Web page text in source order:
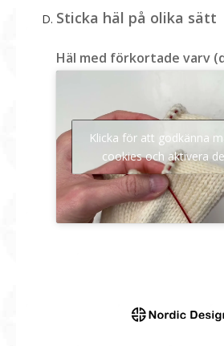
Sticka häl på olika sätt
Häl med förkortade varv
Klicka för att godkänna
cookies och aktivera